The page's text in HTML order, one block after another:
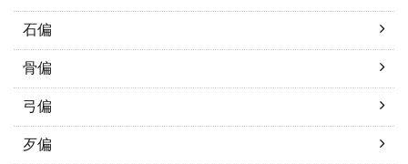
石偏
骨偏
弓偏
歹偏